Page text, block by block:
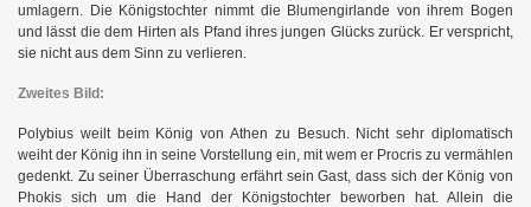
umlagern. Die Königstochter nimmt die Blumengirlande von ihrem Bogen
und lässt die dem Hirten als Pfand ihres jungen Glücks zurück. Er verspricht,
sie nicht aus dem Sinn zu verlieren.
Zweites Bild:
Polybius weilt beim König von Athen zu Besuch. Nicht sehr diplomatisch
weiht der König ihn in seine Vorstellung ein, mit wem er Procris zu vermählen
gedenkt. Zu seiner Überraschung erfährt sein Gast, dass sich der König von
Phokis sich um die Hand der Königstochter beworben hat. Allein die